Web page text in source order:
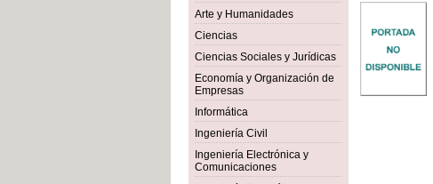
Arte y Humanidades
Ciencias
Ciencias Sociales y Jurídicas
Economía y Organización de
Empresas
Informática
Ingeniería Civil
Ingeniería Electrónica y
Comunicaciones